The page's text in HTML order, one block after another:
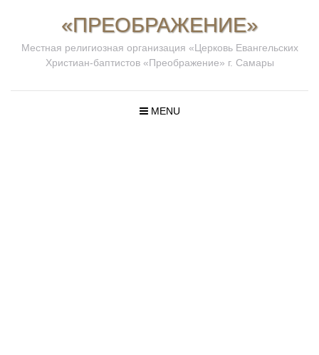
«ПРЕОБРАЖЕНИЕ»
Местная религиозная организация «Церковь Евангельских
Христиан-баптистов «Преображение» г. Самары
MENU